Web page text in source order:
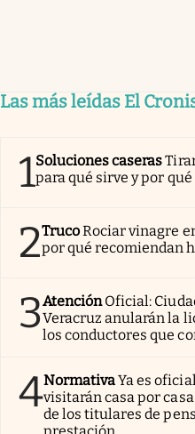
Las más leídas El
1Soluciones caseras
para qué sirve y por
2TrucoRociar vinagre
por qué recomiendan
3AtenciónOficial:
Veracruz anularán la
los conductores que
4NormativaYa es
visitarán casa por
de los titulares de